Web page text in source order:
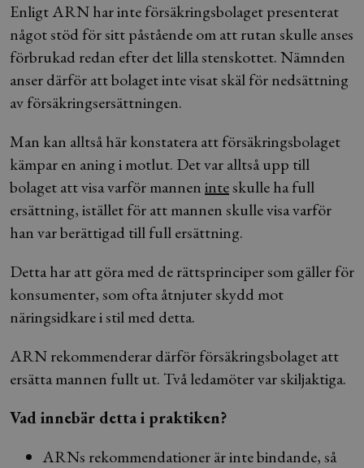
Enligt ARN har inte försäkringsbolaget presenterat
något stöd för sitt påstående om att rutan skulle anses
förbrukad redan efter det lilla stenskottet. Nämnden
anser därför att bolaget inte visat skäl för nedsättning
av försäkringsersättningen.
Man kan alltså här konstatera att försäkringsbolaget
kämpar en aning i motlut. Det var alltså upp till
bolaget att visa varför manneninteskulle ha full
ersättning, istället för att mannen skulle visa varför
han var berättigad till full ersättning.
Detta har att göra med de rättsprinciper som gäller för
konsumenter, som ofta åtnjuter skydd mot
näringsidkare i stil med detta.
ARN rekommenderar därför försäkringsbolaget att
ersätta mannen fullt ut. Två ledamöter var skiljaktiga.
Vad innebär detta i praktiken?
ARNs rekommendationer är inte bindande, så